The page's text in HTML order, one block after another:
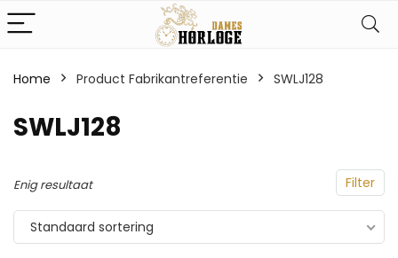
Home Product Fabrikantreferentie ‎SWLJ128
‎SWLJ128
Filter
Enig resultaat
Standaard sortering